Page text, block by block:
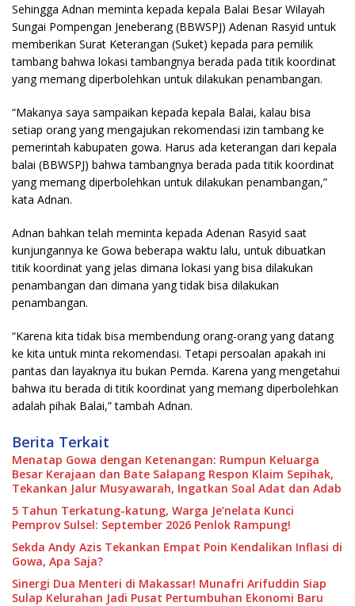
Sehingga Adnan meminta kepada kepala Balai Besar Wilayah
Sungai Pompengan Jeneberang (BBWSPJ) Adenan Rasyid untuk
memberikan Surat Keterangan (Suket) kepada para pemilik
tambang bahwa lokasi tambangnya berada pada titik koordinat
yang memang diperbolehkan untuk dilakukan penambangan.
“Makanya saya sampaikan kepada kepala Balai, kalau bisa
setiap orang yang mengajukan rekomendasi izin tambang ke
pemerintah kabupaten gowa. Harus ada keterangan dari kepala
balai (BBWSPJ) bahwa tambangnya berada pada titik koordinat
yang memang diperbolehkan untuk dilakukan penambangan,”
kata Adnan.
Adnan bahkan telah meminta kepada Adenan Rasyid saat
kunjungannya ke Gowa beberapa waktu lalu, untuk dibuatkan
titik koordinat yang jelas dimana lokasi yang bisa dilakukan
penambangan dan dimana yang tidak bisa dilakukan
penambangan.
“Karena kita tidak bisa membendung orang-orang yang datang
ke kita untuk minta rekomendasi. Tetapi persoalan apakah ini
pantas dan layaknya itu bukan Pemda. Karena yang mengetahui
bahwa itu berada di titik koordinat yang memang diperbolehkan
adalah pihak Balai,” tambah Adnan.
Berita Terkait
Menatap Gowa dengan Ketenangan: Rumpun Keluarga
Besar Kerajaan dan Bate Salapang Respon Klaim Sepihak,
Tekankan Jalur Musyawarah, Ingatkan Soal Adat dan Adab
5 Tahun Terkatung-katung, Warga Je’nelata Kunci
Pemprov Sulsel: September 2026 Penlok Rampung!
Sekda Andy Azis Tekankan Empat Poin Kendalikan Inflasi di
Gowa, Apa Saja?
Sinergi Dua Menteri di Makassar! Munafri Arifuddin Siap
Sulap Kelurahan Jadi Pusat Pertumbuhan Ekonomi Baru